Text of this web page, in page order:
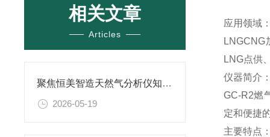
相关文章
Articles
聚焦恒美智造天然气分析仪知识图谱：全自动燃气分析仪核心参数解析
2026-05-19
应用领域
LNG点供
仪器简介
GC-R2燃
定和便捷
主要特点